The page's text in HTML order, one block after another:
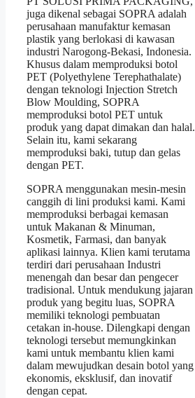
juga dikenal sebagai SOPRA adalah
perusahaan manufaktur kemasan
plastik yang berlokasi di kawasan
industri Narogong-Bekasi, Indonesia.
Khusus dalam memproduksi botol
PET (Polyethylene Terephathalate)
dengan teknologi Injection Stretch
Blow Moulding, SOPRA
memproduksi botol PET untuk
produk yang dapat dimakan dan halal.
Selain itu, kami sekarang
memproduksi baki, tutup dan gelas
dengan PET.
SOPRA menggunakan mesin-mesin
canggih di lini produksi kami. Kami
memproduksi berbagai kemasan
untuk Makanan & Minuman,
Kosmetik, Farmasi, dan banyak
aplikasi lainnya. Klien kami terutama
terdiri dari perusahaan Industri
menengah dan besar dan pengecer
tradisional. Untuk mendukung jajaran
produk yang begitu luas, SOPRA
memiliki teknologi pembuatan
cetakan in-house. Dilengkapi dengan
teknologi tersebut memungkinkan
kami untuk membantu klien kami
dalam mewujudkan desain botol yang
ekonomis, eksklusif, dan inovatif
dengan cepat.